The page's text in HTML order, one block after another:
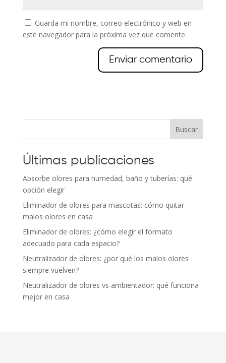
Guarda mi nombre, correo electrónico y web en
este navegador para la próxima vez que comente.
Buscar
Últimas publicaciones
Absorbe olores para humedad, baño y tuberías: qué
opción elegir
Eliminador de olores para mascotas: cómo quitar
malos olores en casa
Eliminador de olores: ¿cómo elegir el formato
adecuado para cada espacio?
Neutralizador de olores: ¿por qué los malos olores
siempre vuelven?
Neutralizador de olores vs ambientador: qué funciona
mejor en casa